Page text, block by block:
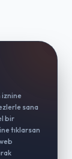
iznine
sana
bir
tıklarsan